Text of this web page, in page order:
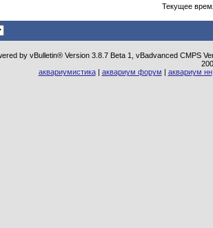
Текущее
by vBulletin® Version 3.8.7 Beta 1, vBadvanced CMPS
аквариумистика| аквариум форум | аквариум нн